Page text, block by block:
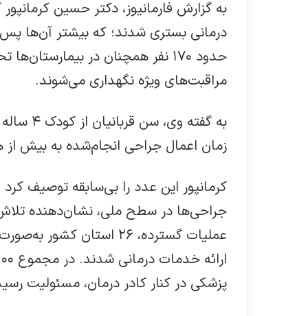
درمانی بستری شدند؛ که بیشتر آن‌ها
حدود ۱۷۰ نفر همچنان در
مراقبت‌های ویژه نگهداری می‌شوند.
زمان اعمال جراحی انجام‌شده به بیش
کرمانپور این عدد را بی‌سابقه توصیف
جراحی‌ها در سطح ملی، نشان‌دهنده
عملیات گسترده، ۲۶
پزشکی در کنار کادر درمان، مسئولیت